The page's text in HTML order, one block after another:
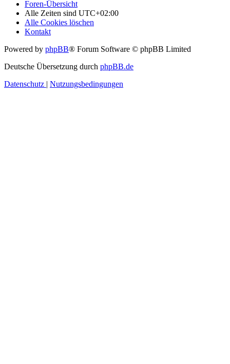
Foren-Übersicht
Alle Zeiten sind UTC+02:00
Alle Cookies löschen
Kontakt
Powered by phpBB® Forum Software © phpBB Limited
Deutsche Übersetzung durch phpBB.de
Datenschutz | Nutzungsbedingungen